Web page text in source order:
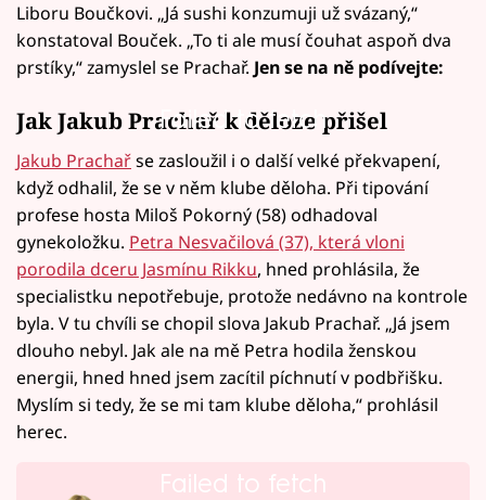
Liboru Boučkovi. „Já sushi konzumuji už svázaný,“
konstatoval Bouček. „To ti ale musí čouhat aspoň dva
prstíky,“ zamyslel se Prachař. Jen se na ně podívejte:
Failed to fetch
Jak Jakub Prachař k děloze přišel
Jakub Prachařse zasloužil i o další velké překvapení,
když odhalil, že se v něm klube děloha. Při tipování
profese hosta Miloš Pokorný (58) odhadoval
gynekoložku. Petra Nesvačilová (37), která vloni
porodila dceru Jasmínu Rikku, hned prohlásila, že
specialistku nepotřebuje, protože nedávno na kontrole
byla. V tu chvíli se chopil slova Jakub Prachař. „Já jsem
dlouho nebyl. Jak ale na mě Petra hodila ženskou
energii, hned hned jsem zacítil píchnutí v podbřišku.
Myslím si tedy, že se mi tam klube děloha,“ prohlásil
herec.
Failed to fetch